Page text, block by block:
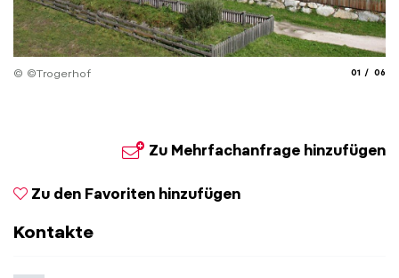
© ©Trogerhof 01 06
Zu Mehrfachanfrage hinzufügen
Zu den Favoriten hinzufügen
Kontakte